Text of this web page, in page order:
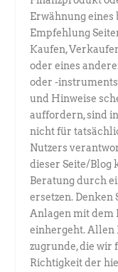
Erwähnung
Empfehlung
Kaufen,
oder eines
oder -
und Hinweise
auffordern, sind
nicht für
Nutzers
dieser Seite/Blog
Beratung durch
ersetzen. Denken
Anlagen mit dem
einhergeht. Allen
zugrunde, die
Richtigkeit der